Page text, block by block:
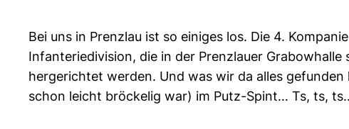
Bei uns in Prenzlau ist so einiges los. Die 4.
Infanteriedivision, die in der Prenzlauer
hergerichtet werden. Und was wir da alles
schon leicht bröckelig war) im Putz-Spint… Ts, ts,